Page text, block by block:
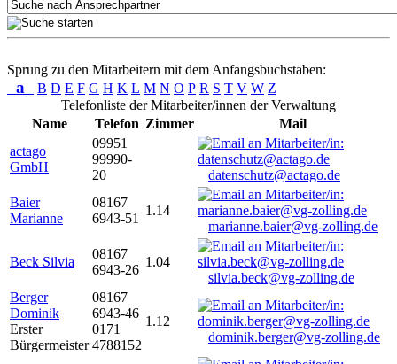
Sprung zu den Mitarbeitern mit dem Anfangsbuchstaben:
a B D E F G H K L M N O P R S T V W Z
Telefonliste der Mitarbeiter/innen der Verwaltung
Name
Telefon Zimmer
Mail
actago
GmbH
09951
99990-
20
datenschutz@actago.de
Baier
Marianne
08167
6943-51
1.14
marianne.baier@vg-zolling.de
Beck Silvia
08167
6943-26
1.04
silvia.beck@vg-zolling.de
Berger
Dominik
Erster
Bürgermeister
08167
6943-46
0171
4788152
1.12
dominik.berger@vg-zolling.de